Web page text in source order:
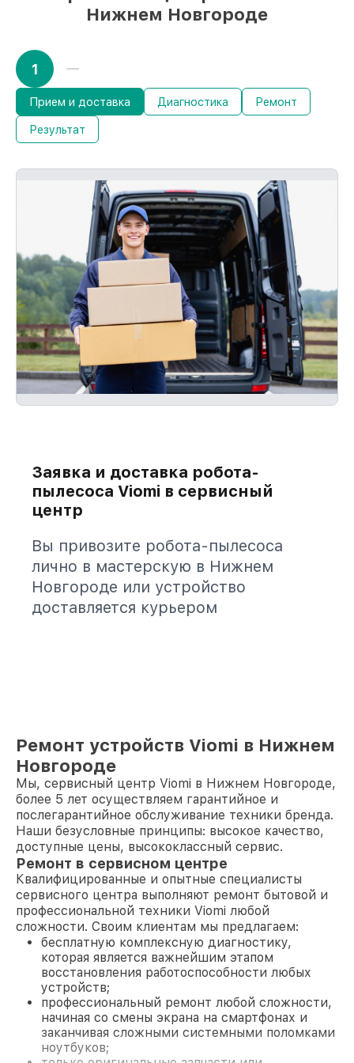
Нижнем Новгороде
1
Прием и доставка Диагностика Ремонт
Результат
Заявка и доставка робота-
пылесоса Viomi в сервисный
центр
Вы привозите робота-пылесоса
лично в мастерскую в Нижнем
Новгороде или устройство
доставляется курьером
Ремонт устройств Viomi в Нижнем
Новгороде
Мы, сервисный центр Viomi в Нижнем Новгороде,
более 5 лет осуществляем гарантийное и
послегарантийное обслуживание техники бренда.
Наши безусловные принципы: высокое качество,
доступные цены, высококлассный сервис.
Ремонт в сервисном центре
Квалифицированные и опытные специалисты
сервисного центра выполняют ремонт бытовой и
профессиональной техники Viomi любой
сложности. Своим клиентам мы предлагаем:
бесплатную комплексную диагностику,
которая является важнейшим этапом
восстановления работоспособности любых
устройств;
профессиональный ремонт любой сложности,
начиная со смены экрана на смартфонах и
заканчивая сложными системными поломками
ноутбуков;